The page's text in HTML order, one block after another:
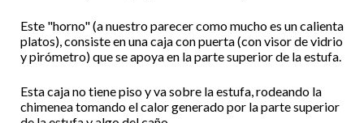
Este "horno" (a nuestro parecer como mucho es un calienta
platos), consiste en una caja con puerta (con visor de vidrio
y pirómetro) que se apoya en la parte superior de la estufa.
Esta caja no tiene piso y va sobre la estufa, rodeando la
chimenea tomando el calor generado por la parte superior